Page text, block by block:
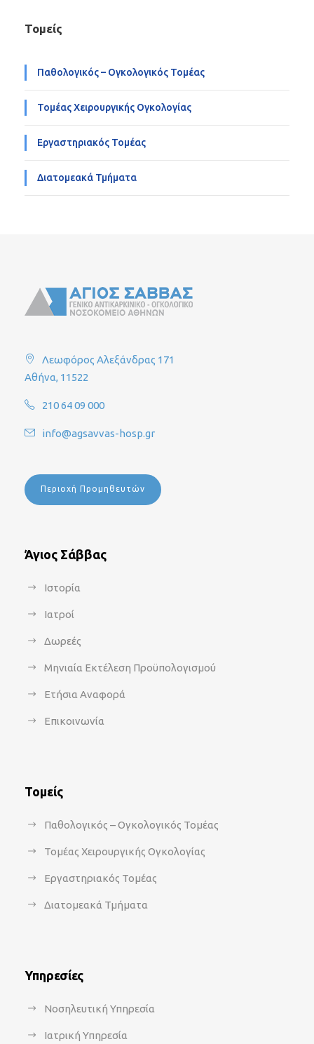
Τομείς
Παθολογικός – Ογκολογικός Τομέας
Τομέας Χειρουργικής Ογκολογίας
Εργαστηριακός Τομέας
Διατομεακά Τμήματα
Λεωφόρος Αλεξάνδρας 171
Αθήνα, 11522
210 64 09 000
info@agsavvas-hosp.gr
Περιοχή Προμηθευτών
Άγιος Σάββας
Ιστορία
Ιατροί
Δωρεές
Μηνιαία Εκτέλεση Προϋπολογισμού
Ετήσια Αναφορά
Επικοινωνία
Τομείς
Παθολογικός – Ογκολογικός Τομέας
Τομέας Χειρουργικής Ογκολογίας
Εργαστηριακός Τομέας
Διατομεακά Τμήματα
Υπηρεσίες
Νοσηλευτική Υπηρεσία
Ιατρική Υπηρεσία